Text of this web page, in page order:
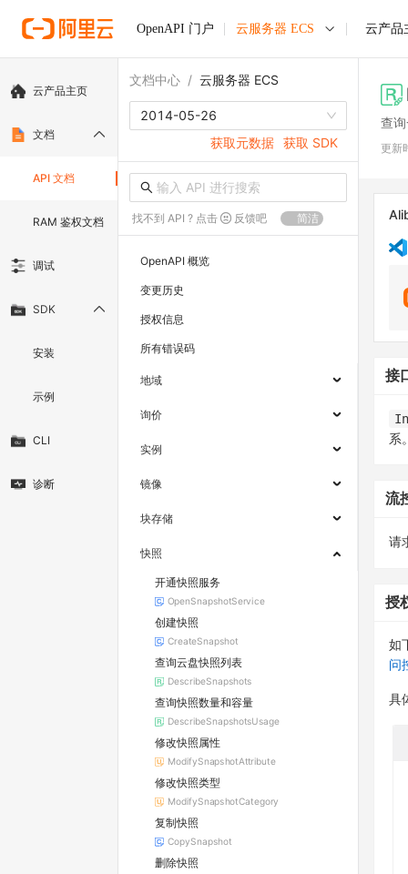
OpenAPI 门户 云服务器 ECS 云产品
云产品主页
文档
API 文档
RAM 鉴权文档
调试
SDK
安装
示例
CLI
诊断
文档中心 / 云服务器 ECS
2014-05-26
获取元数据 获取 SDK
找不到 API ? 点击 反馈吧 简洁
OpenAPI 概览
变更历史
授权信息
所有错误码
地域
询价
实例
镜像
块存储
快照
开通快照服务
OpenSnapshotService
创建快照
CreateSnapshot
查询云盘快照列表
DescribeSnapshots
查询快照数量和容量
DescribeSnapshotsUsage
修改快照属性
ModifySnapshotAttribute
修改快照类型
ModifySnapshotCategory
复制快照
CopySnapshot
删除快照
查
更新
接
系
流
请
授
如
问
具